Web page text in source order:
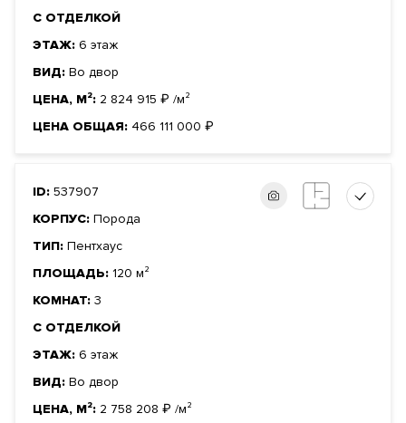
С ОТДЕЛКОЙ
ЭТАЖ: 6 этаж
ВИД: Во двор
ЦЕНА, М²: 2 824 915 ₽ /м²
ЦЕНА ОБЩАЯ: 466 111 000 ₽
ID: 537907
КОРПУС: Порода
ТИП: Пентхаус
ПЛОЩАДЬ: 120 м²
КОМНАТ: 3
С ОТДЕЛКОЙ
ЭТАЖ: 6 этаж
ВИД: Во двор
ЦЕНА, М²: 2 758 208 ₽ /м²